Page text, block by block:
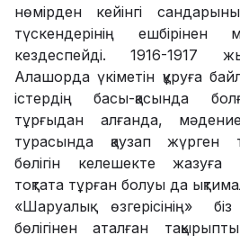
нөмірден кейінгі
түскендерінің ешбірінен
кездеспейді. 1916-1917
Алашорда үкіметін құруға
істердің басы-қасында
тұрғыдан алғанда,
турасында қаузап жүрген
бөлігін келешекте жазуға
тоқтата тұрған болуы да
«Шаруалық өзгерісінің»
бөлігінен аталған